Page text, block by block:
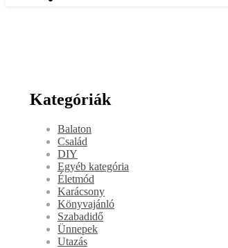
Kategóriák
Balaton
Család
DIY
Egyéb kategória
Életmód
Karácsony
Könyvajánló
Szabadidő
Ünnepek
Utazás